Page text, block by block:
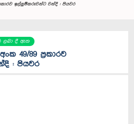
ප්‍රකාරව ඉල්ලුම්කරුවන්ට වන්දි : පියවර
ලබා දී ඇත
අංක 49/89 ප්‍රකාරව
: පියවර